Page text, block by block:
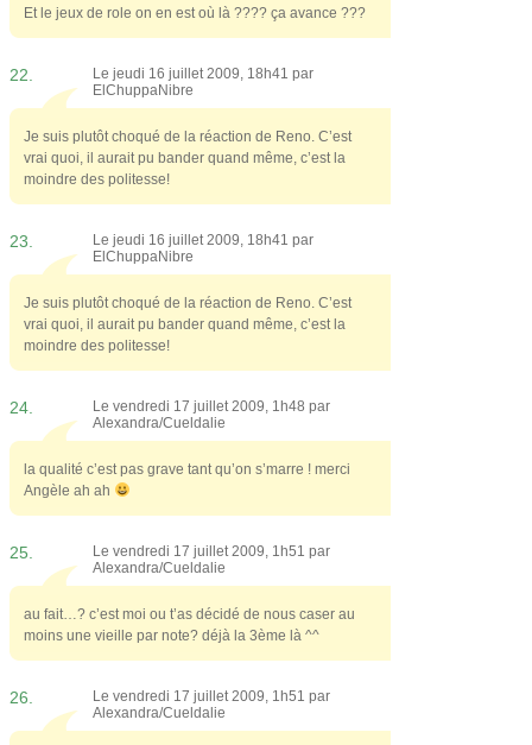
Et le jeux de role on en est où là ???? ça avance ???
22.
Le jeudi 16 juillet 2009, 18h41 par
ElChuppaNibre
Je suis plutôt choqué de la réaction de Reno. C’est
vrai quoi, il aurait pu bander quand même, c’est la
moindre des politesse!
23.
Le jeudi 16 juillet 2009, 18h41 par
ElChuppaNibre
Je suis plutôt choqué de la réaction de Reno. C’est
vrai quoi, il aurait pu bander quand même, c’est la
moindre des politesse!
24.
Le vendredi 17 juillet 2009, 1h48 par
Alexandra/Cueldalie
la qualité c’est pas grave tant qu’on s’marre ! merci
Angèle ah ah
25.
Le vendredi 17 juillet 2009, 1h51 par
Alexandra/Cueldalie
au fait…? c’est moi ou t’as décidé de nous caser au
moins une vieille par note? déjà la 3ème là ^^
26.
Le vendredi 17 juillet 2009, 1h51 par
Alexandra/Cueldalie